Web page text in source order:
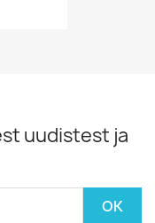
uudistest ja